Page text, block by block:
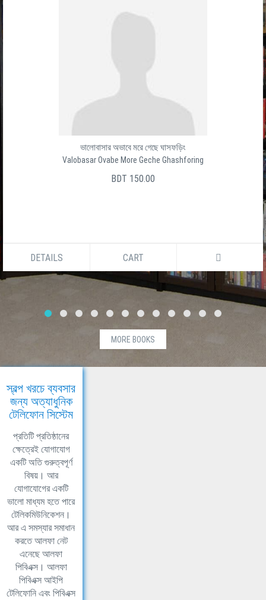
ভালোবাসার অভাবে মরে গেছে ঘাসফড়িং
Valobasar Ovabe More Geche Ghashforing
BDT 150.00
DETAILS CART
MORE BOOKS
স্বল্প খরচে ব্যবসার
জন্য অত্যাধুনিক
টেলিফোন সিস্টেম
প্রতিটি প্রতিষ্ঠানের
ক্ষেত্রেই যোগাযোগ
একটি অতি গুরুত্বপূর্ণ
বিষয়। আর
যোগাযোগের একটি
ভালো মাধ্যম হতে পারে
টেলিকমিউনিকেশন।
আর এ সমস্যার সমাধান
করতে আলফা নেট
এনেছে আলফা
পিবিএক্স। আলফা
পিবিএক্স আইপি
টেলিফোনি এবং পিবিএক্স